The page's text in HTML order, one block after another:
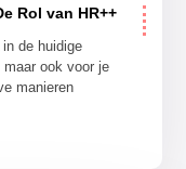
Rol van HR++
de huidige
ook voor je
manieren